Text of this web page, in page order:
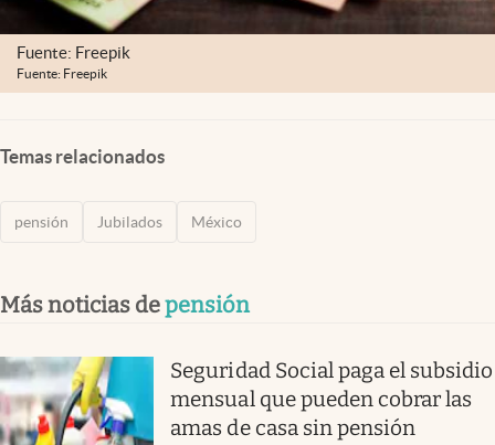
Fuente: Freepik
Fuente: Freepik
Temas relacionados
pensión Jubilados México
Más noticias depensión
Seguridad Social paga el subsidio
mensual que pueden cobrar las
amas de casa sin pensión